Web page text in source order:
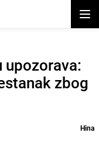
zbog
Hina